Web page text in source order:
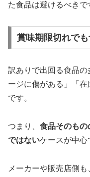
た食品は避けるべきで
賞味期限切れで
訳ありで出回る食品
ージに傷がある」「
です。
つまり、 食品そのもの
ではないケースが中心
メーカーや販売店側